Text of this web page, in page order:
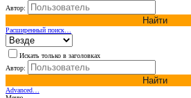
Автор:
Найти
Расширенный поиск…
Искать только в заголовках
Автор:
Найти
Advanced…